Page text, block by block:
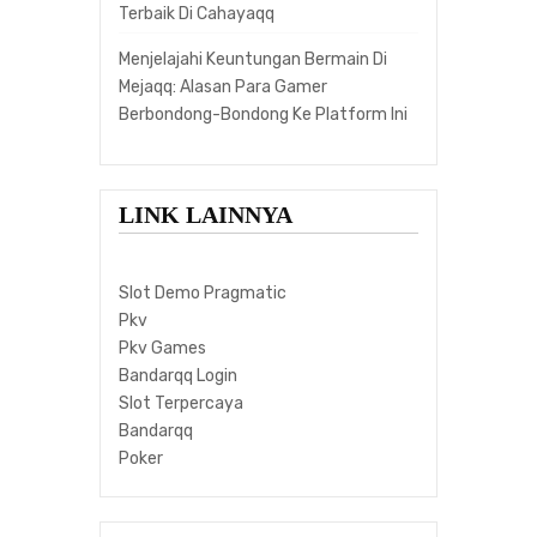
Terbaik Di Cahayaqq
Menjelajahi Keuntungan Bermain Di
Mejaqq: Alasan Para Gamer
Berbondong-Bondong Ke Platform Ini
LINK LAINNYA
Slot Demo Pragmatic
Pkv
Pkv Games
Bandarqq Login
Slot Terpercaya
Bandarqq
Poker